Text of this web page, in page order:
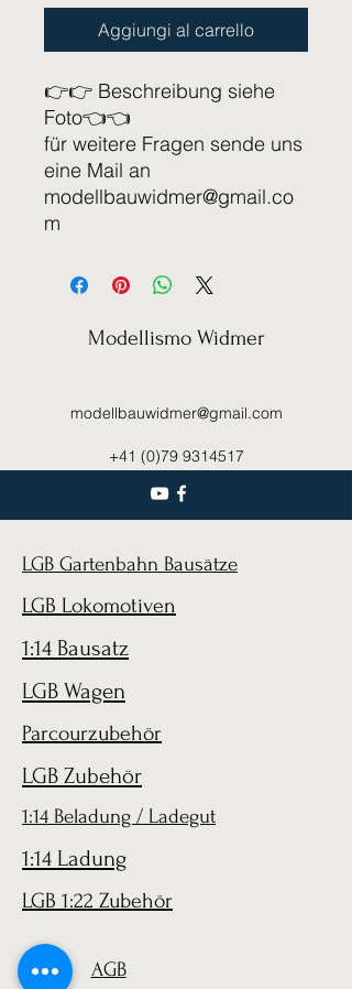
Aggiungi al carrello
👉👉 Beschreibung siehe
Foto👈👈
für weitere Fragen sende uns
eine Mail an
modellbauwidmer@gmail.co
m
Modellismo Widmer
modellbauwidmer@gmail.com
+41 (0)79 9314517
LGB Gartenbahn Bausätze
LGB Lokomotiven
1:14 Bausatz
LGB Wagen
Parcourzubehör
LGB Zubehör
1:14 Beladung / Ladegut
1:14 Ladung
LGB 1:22 Zubehör
AGB